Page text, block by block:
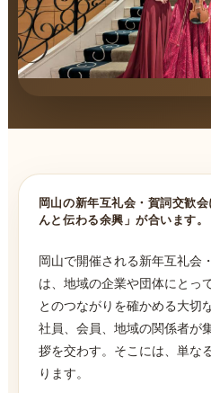
岡山の新年互礼会・賀詞交歓
んと伝わる余興」が合います。
岡山で開催される新年互礼会
は、地域の企業や団体にとっ
とのつながりを確かめる大切
社員、会員、地域の関係者が
拶を交わす。そこには、単な
ります。